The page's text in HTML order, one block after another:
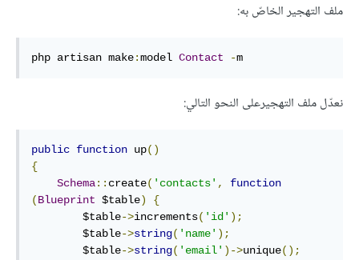
ملف التهجير الخاصّ به:
php artisan make:model Contact -m
نعدّل ملف التهجيرعلى النحو التالي:
public function up()
{
Schema:: create( 'contacts' ,
function
(Blueprint $table)
{
        $table
->increments( 'id' );
        $table
->string( 'name' );
        $table
->string( 'email' )->unique();